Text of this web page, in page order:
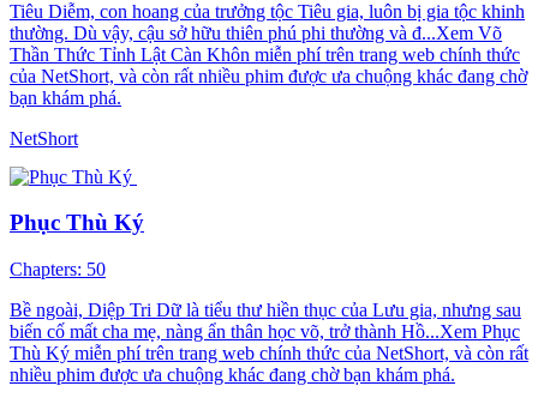
Tiêu Diễm, con hoang của trưởng tộc Tiêu gia, luôn bị gia tộc khinh
thường. Dù vậy, cậu sở hữu thiên phú phi thường và đ...Xem Võ
Thần Thức Tỉnh Lật Càn Khôn miễn phí trên trang web chính thức
của NetShort, và còn rất nhiều phim được ưa chuộng khác đang chờ
bạn khám phá.
NetShort
Phục Thù Ký
Chapters: 50
Bề ngoài, Diệp Tri Dữ là tiểu thư hiền thục của Lưu gia, nhưng sau
biến cố mất cha mẹ, nàng ẩn thân học võ, trở thành Hồ...Xem Phục
Thù Ký miễn phí trên trang web chính thức của NetShort, và còn rất
nhiều phim được ưa chuộng khác đang chờ bạn khám phá.